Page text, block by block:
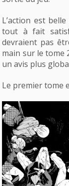
L’action est
tout à fait
devraient pas
main sur le tome
un avis plus
Le premier tome